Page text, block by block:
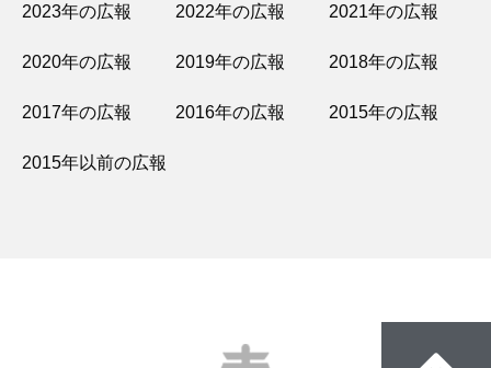
2023年の広報 2022年の広報 2021年の広報
2020年の広報 2019年の広報 2018年の広報
2017年の広報 2016年の広報 2015年の広報
2015年以前の広報